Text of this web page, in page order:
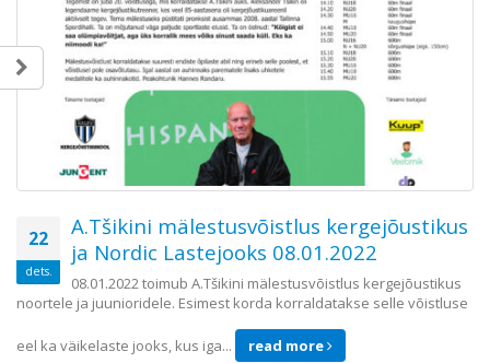
22
dets.
A.Tšikini mälestusvõistlus kergejõustikus
ja Nordic Lastejooks 08.01.2022
08.01.2022 toimub A.Tšikini mälestusvõistlus kergejõustikus
noortele ja juunioridele. Esimest korda korraldatakse selle võistluse
eel ka väikelaste jooks, kus iga... read more